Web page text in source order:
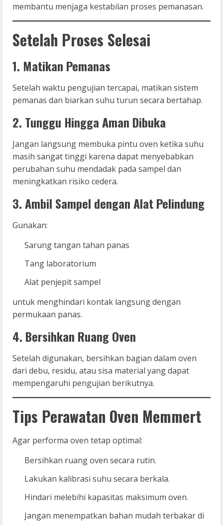
membantu menjaga kestabilan proses pemanasan.
Setelah Proses Selesai
1. Matikan Pemanas
Setelah waktu pengujian tercapai, matikan sistem
pemanas dan biarkan suhu turun secara bertahap.
2. Tunggu Hingga Aman Dibuka
Jangan langsung membuka pintu oven ketika suhu
masih sangat tinggi karena dapat menyebabkan
perubahan suhu mendadak pada sampel dan
meningkatkan risiko cedera.
3. Ambil Sampel dengan Alat Pelindung
Gunakan:
Sarung tangan tahan panas
Tang laboratorium
Alat penjepit sampel
untuk menghindari kontak langsung dengan
permukaan panas.
4. Bersihkan Ruang Oven
Setelah digunakan, bersihkan bagian dalam oven
dari debu, residu, atau sisa material yang dapat
mempengaruhi pengujian berikutnya.
Tips Perawatan Oven Memmert
Agar performa oven tetap optimal:
Bersihkan ruang oven secara rutin.
Lakukan kalibrasi suhu secara berkala.
Hindari melebihi kapasitas maksimum oven.
Jangan menempatkan bahan mudah terbakar di